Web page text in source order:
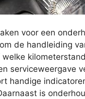
voor een
de handleiding
serviceweergave
handige
is